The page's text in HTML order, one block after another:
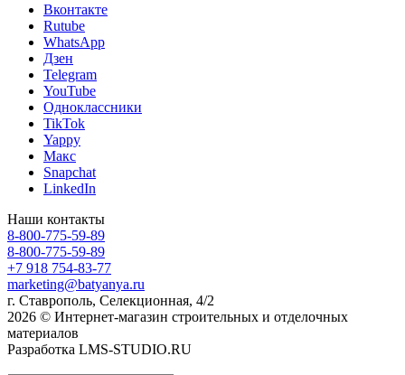
Вконтакте
Rutube
WhatsApp
Дзен
Telegram
YouTube
Одноклассники
TikTok
Yappy
Макс
Snapchat
LinkedIn
Наши контакты
8-800-775-59-89
8-800-775-59-89
+7 918 754-83-77
marketing@batyanya.ru
г. Ставрополь, Селекционная, 4/2
2026 © Интернет-магазин строительных и отделочных
материалов
Разработка LMS-STUDIO.RU